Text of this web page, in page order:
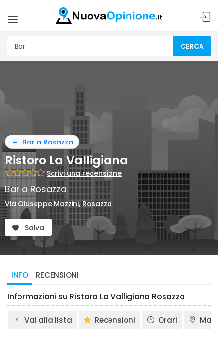
CERCA
Bar a Rosazza
Ristoro La Valligiana
Scrivi una recensione
Bar a Rosazza
Via Giuseppe Mazzini, Rosazza
Salva
INFO RECENSIONI
Informazioni su Ristoro La Valligiana Rosazza
Vai alla lista Recensioni Orari